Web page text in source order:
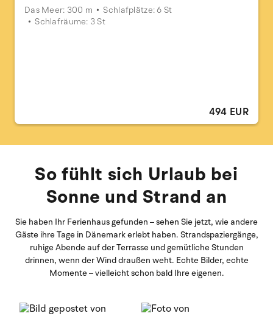
Das Meer: 300 m
Schlafplätze: 6 St
Schlafräume: 3 St
494 EUR
So fühlt sich Urlaub bei
Sonne und Strand an
Sie haben Ihr Ferienhaus gefunden – sehen Sie jetzt, wie andere
Gäste ihre Tage in Dänemark erlebt haben. Strandspaziergänge,
ruhige Abende auf der Terrasse und gemütliche Stunden
drinnen, wenn der Wind draußen weht. Echte Bilder, echte
Momente – vielleicht schon bald Ihre eigenen.